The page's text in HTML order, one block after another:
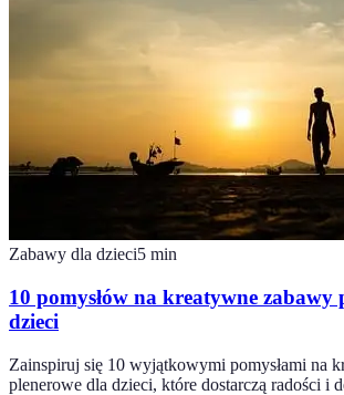
Zabawy dla dzieci5 min
10 pomysłów na kreatywne zabawy
dzieci
Zainspiruj się 10 wyjątkowymi pomysłami na
plenerowe dla dzieci, które dostarczą radości i